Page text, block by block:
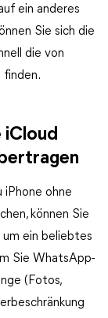
ein anderes
Sie sich die
die von
finden.
iCloud
iPhone ohne
können Sie
um ein beliebtes
Sie WhatsApp-
(Fotos,